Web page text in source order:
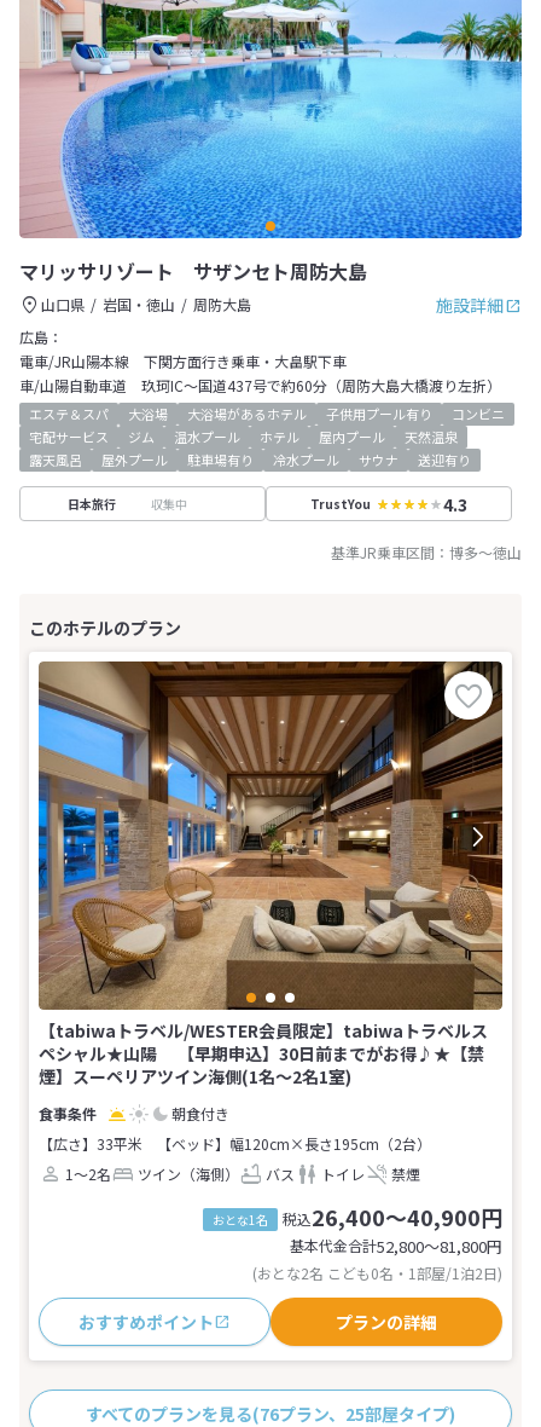
マリッサリゾート サザンセト周防大島
施設詳細
山口県 岩国・徳山
周防大島
広島：
電車/JR山陽本線 下関方面行き乗車・大畠駅下車
車/山陽自動車道 玖珂IC～国道437号で約60分（周防大島大橋渡り左折）
エステ＆スパ 大浴場 大浴場があるホテル 子供用プール有り
コンビニ
宅配サービス
ジム 温水プール ホテル 屋内プール
天然温泉
露天風呂
屋外プール 駐車場有り 冷水プール サウナ 送迎有り
日本旅行 収集中 TrustYou 4.3
基準JR乗車区間： 博多～徳山
【tabiwaトラベル/WESTER会員限定】tabiwaトラベルス
ペシャル★山陽 【早期申込】30日前までがお得♪★【禁
煙】スーペリアツイン海側(1名～2名1室)
朝食付き
【広さ】33平米
【ベッド】幅120cm×長さ195cm（2台）
1～2名
ツイン（海側） バス トイレ 禁煙
おとな1名 税込26,400～40,900円
基本代金合計52,800〜81,800円
(おとな2名 こども0名・1部屋/1泊2日)
おすすめポイント プランの詳細
すべてのプランを見る(76プラン、25部屋タイプ)